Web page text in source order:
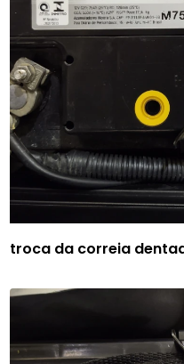
troca da correia